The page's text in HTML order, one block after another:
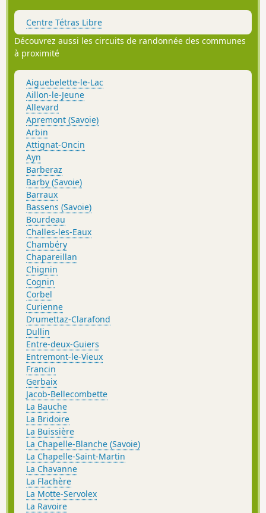
Centre Tétras Libre
Découvrez aussi les circuits de randonnée des communes
à proximité
Aiguebelette-le-Lac
Aillon-le-Jeune
Allevard
Apremont (Savoie)
Arbin
Attignat-Oncin
Ayn
Barberaz
Barby (Savoie)
Barraux
Bassens (Savoie)
Bourdeau
Challes-les-Eaux
Chambéry
Chapareillan
Chignin
Cognin
Corbel
Curienne
Drumettaz-Clarafond
Dullin
Entre-deux-Guiers
Entremont-le-Vieux
Francin
Gerbaix
Jacob-Bellecombette
La Bauche
La Bridoire
La Buissière
La Chapelle-Blanche (Savoie)
La Chapelle-Saint-Martin
La Chavanne
La Flachère
La Motte-Servolex
La Ravoire